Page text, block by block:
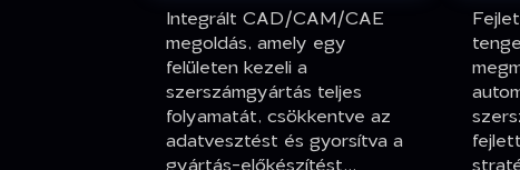
Integrált CAD/CAM/CAE
megoldás, amely egy
felületen kezeli a
szerszámgyártás teljes
folyamatát, csökkentve az
adatvesztést és gyorsítva a